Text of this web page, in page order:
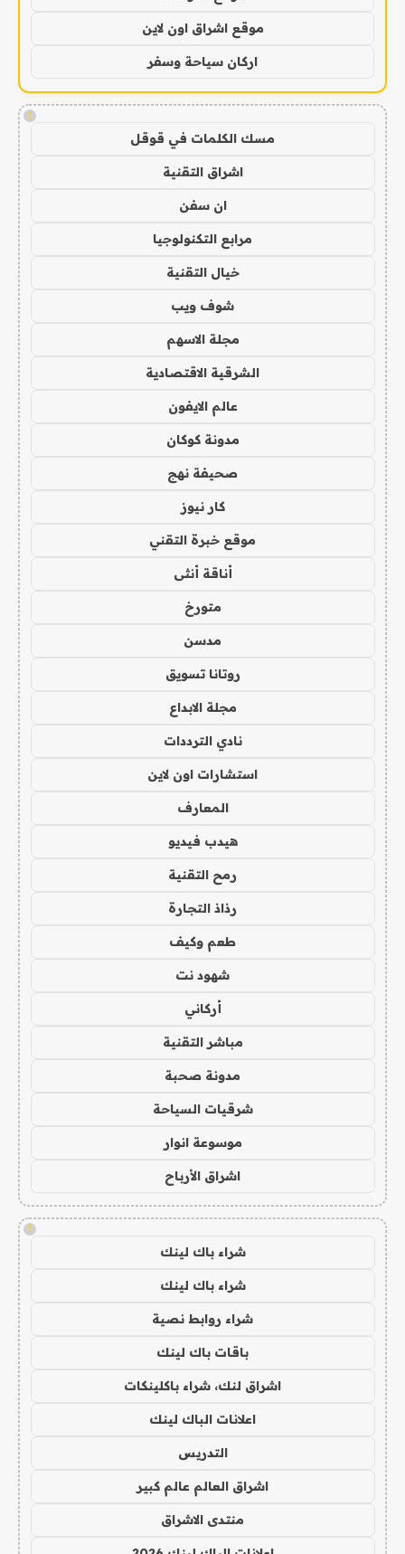
موقع اشراق اون لاين
اركان سياحة وسفر
!
مسك الكلمات في قوقل
اشراق التقنية
ان سفن
مرابع التكنولوجيا
خيال التقنية
شوف ويب
مجلة الاسهم
الشرقية الاقتصادية
عالم الايفون
مدونة كوكان
صحيفة نهج
كار نيوز
موقع خبرة التقني
أناقة أنثى
متورخ
مدسن
روتانا تسويق
مجلة الابداع
نادي الترددات
استشارات اون لاين
المعارف
هيدب فيديو
رمح التقنية
رذاذ التجارة
طعم وكيف
شهود نت
أركاني
مباشر التقنية
مدونة صحبة
شرقيات السياحة
موسوعة انوار
اشراق الأرباح
!
شراء باك لينك
شراء باك لينك
شراء روابط نصية
باقات باك لينك
اشراق لنك، شراء باكلينكات
اعلانات الباك لينك
التدريس
اشراق العالم عالم كبير
منتدى الاشراق